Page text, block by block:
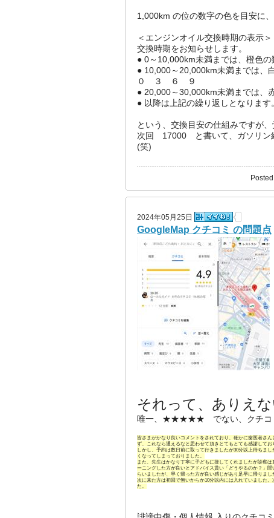
1,000km の位の数字の色を目安に
＜エンジンオイル交換時期の表示
交換時期をお知らせします。
● 0～10,000km未満までは、橙色
● 10,000～20,000km未満までは、
０ ３ ６ ９
● 20,000～30,000km未満までは、
● 以降は上記の繰り返しとなります。
という、交換目安の仕組みですが、
次回 17000 と書いて、ガソリン
(笑)
2024年05月25日
GoogleMap クチコミ の問題点
それって、ありえ
唯一、★★★★★ でない、クチコミ
皆さまがかなり良いコメントをされており、確かに歯医者さ
ず、これなら通えるなと思わせて頂きとてもとても感謝してお
しかし、予約は数日前に取って行きましたが30分以上待ちま
くなってしまっておりました。
また、先生はかなり丁寧に子どもに接してくれましたが診察
ーニングした方が良いとアドバイス貰い「どうやるのか？」
らいましたが、早く帰った方が良い感じがあり足早に帰りま
次に来た方は初回で無いからか10分以内には入れていました
た。